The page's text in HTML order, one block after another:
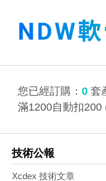
您已經訂購： 0 套
滿1200自動扣200
技術公報
Xcdex 技術文章